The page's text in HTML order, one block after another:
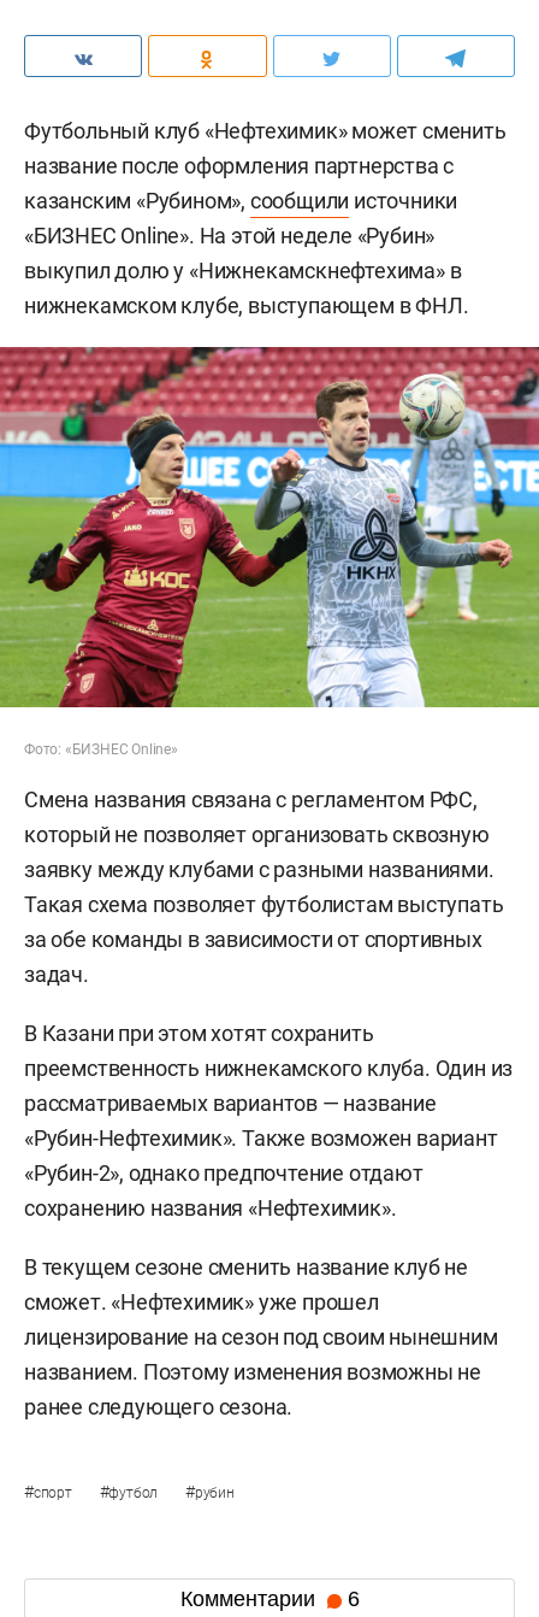
Футбольный клуб «Нефтехимик» может сменить
название после оформления партнерства с
казанским «Рубином», сообщили источники
«БИЗНЕС Online». На этой неделе «Рубин»
выкупил долю у «Нижнекамскнефтехима» в
нижнекамском клубе, выступающем в ФНЛ.
Фото: «БИЗНЕС Online»
Смена названия связана с регламентом РФС,
который не позволяет организовать сквозную
заявку между клубами с разными названиями.
Такая схема позволяет футболистам выступать
за обе команды в зависимости от спортивных
задач.
В Казани при этом хотят сохранить
преемственность нижнекамского клуба. Один из
рассматриваемых вариантов — название
«Рубин-Нефтехимик». Также возможен вариант
«Рубин-2», однако предпочтение отдают
сохранению названия «Нефтехимик».
В текущем сезоне сменить название клуб не
сможет. «Нефтехимик» уже прошел
лицензирование на сезон под своим нынешним
названием. Поэтому изменения возможны не
ранее следующего сезона.
#спорт #футбол #рубин
Комментарии 6